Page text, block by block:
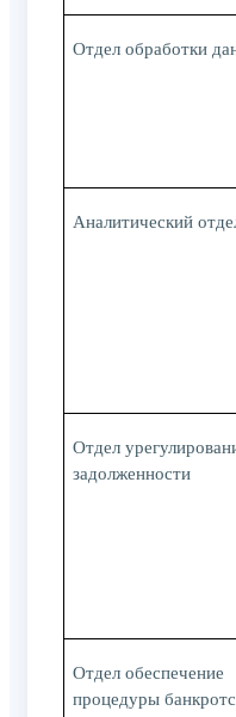
Отдел обработки
Аналитический
Отдел
задолженности
Отдел обеспечение
процедуры